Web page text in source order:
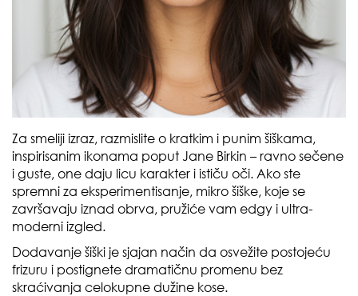
Za smeliji izraz, razmislite o kratkim i punim šiškama,
inspirisanim ikonama poput Jane Birkin – ravno sečene
i guste, one daju licu karakter i ističu oči. Ako ste
spremni za eksperimentisanje, mikro šiške, koje se
završavaju iznad obrva, pružiće vam edgy i ultra-
moderni izgled.
Dodavanje šiški je sjajan način da osvežite postojeću
frizuru i postignete dramatičnu promenu bez
skraćivanja celokupne dužine kose.